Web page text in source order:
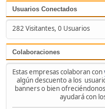
Usuarios Conectados
282 Visitantes, 0 Usuarios
Colaboraciones
Estas empresas colaboran con
algún descuento a los
banners o bien
ayudará con